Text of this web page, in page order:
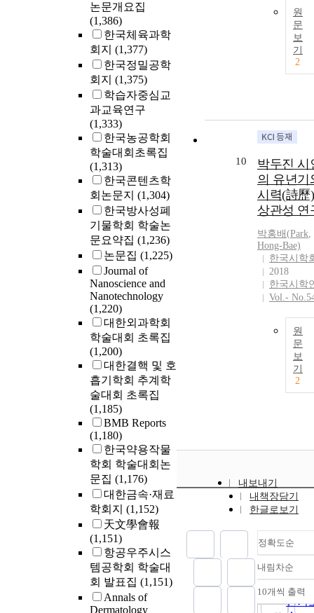
논문개요집
(1,386)
한국체육과학
회지 (1,377)
한국정밀공학
회지 (1,375)
학습자중심교
과교육연구
(1,333)
한국농공학회
학술대회초록집
(1,313)
한국콘텐츠학
회논문지 (1,304)
한국방사성폐
기물학회 학술논
문요약집 (1,236)
논문집 (1,225)
Journal of
Nanoscience and
Nanotechnology
(1,220)
대한외과학회
학술대회 초록집
(1,200)
대한결핵 및 호
흡기학회 추계학
술대회 초록집
(1,185)
BMB Reports
(1,180)
한국약용작물
학회 학술대회논
문집 (1,176)
대한금속·재료
학회지 (1,152)
天文學會報
(1,151)
항공우주시스
템공학회 학술대
회 발표집 (1,151)
Annals of
Dermatology
원
문
보
기
2
10
박두진 시
의 유년기
시력(詩歷
상관성 연
박홍배(Park,
Hong-Bae)
한국시학
2018
한국시학
Vol.-
원
문
보
기
2
내보내기
내책장담기
한글로보기
정확도순
정확
순
인기
내림차순
내림
10개씩 출력